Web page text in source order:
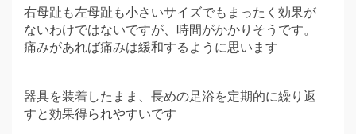
右母趾も左母趾も小さいサイズでもまったく効果が
ないわけではないですが、時間がかかりそうです。
痛みがあれば痛みは緩和するように思います
器具を装着したまま、長めの足浴を定期的に繰り返
すと効果得られやすいです